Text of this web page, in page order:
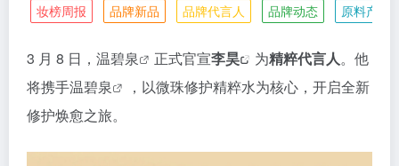
妆榜周报 品牌新品 品牌代言人 品牌动态 原料产业
3 月 8 日， 温碧泉 正式官宣李昊 为精粹代言人。他
将携手温碧泉
，以微珠修护精粹水为核心，开启全新
修护焕愈之旅。